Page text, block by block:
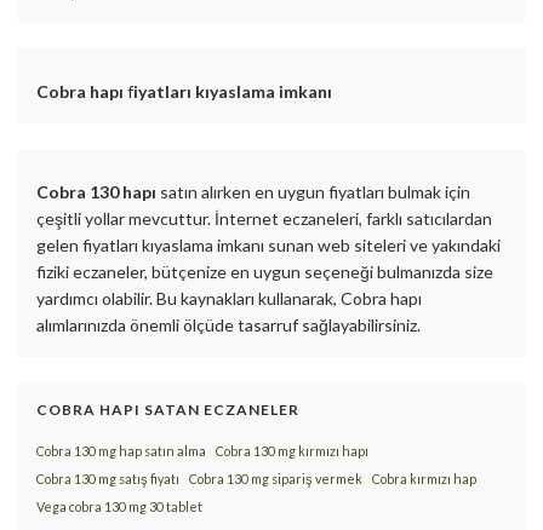
Cobra hapı fiyatları kıyaslama imkanı
Cobra 130 hapı satın alırken en uygun fiyatları bulmak için
çeşitli yollar mevcuttur. İnternet eczaneleri, farklı satıcılardan
gelen fiyatları kıyaslama imkanı sunan web siteleri ve yakındaki
fiziki eczaneler, bütçenize en uygun seçeneği bulmanızda size
yardımcı olabilir. Bu kaynakları kullanarak, Cobra hapı
alımlarınızda önemli ölçüde tasarruf sağlayabilirsiniz.
COBRA HAPI SATAN ECZANELER
Cobra 130 mg hap satın alma
Cobra 130 mg kırmızı hapı
Cobra 130 mg satış fiyatı
Cobra 130 mg sipariş vermek
Cobra kırmızı hap
Vega cobra 130 mg 30 tablet